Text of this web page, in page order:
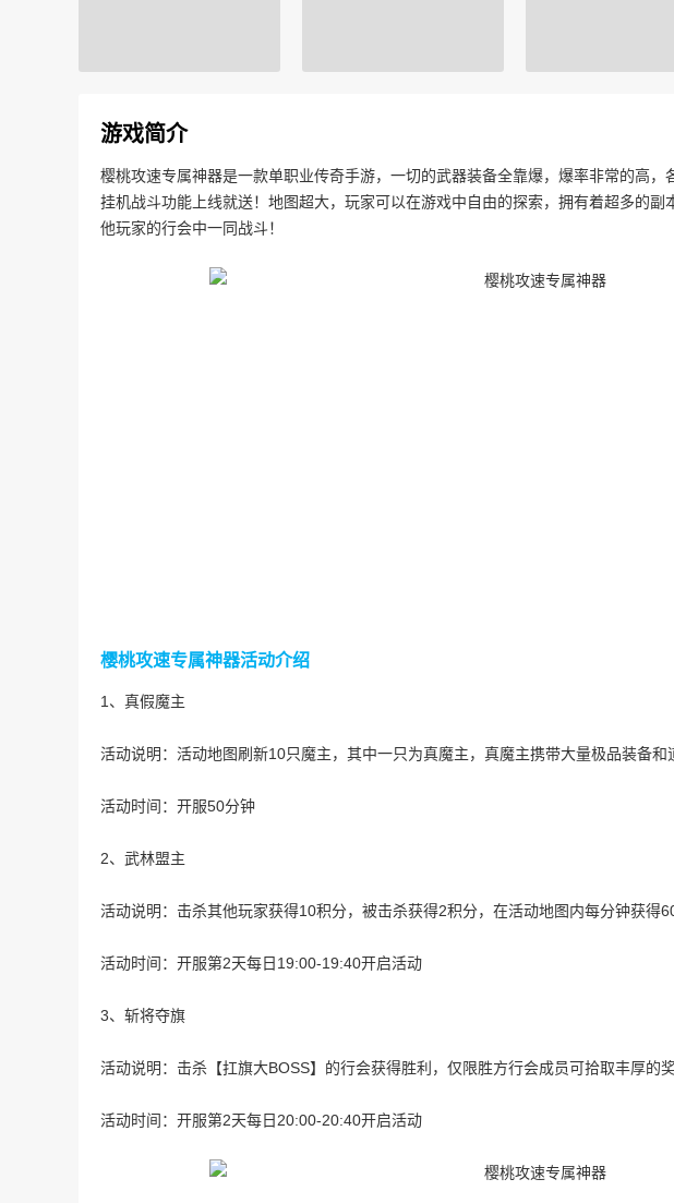
游戏简介
樱桃攻速专属神器是一款单职业传奇手游，一切的武器装备全靠爆，爆率非常的高
挂机战斗功能上线就送！地图超大，玩家可以在游戏中自由的探索，拥有着超多的
他玩家的行会中一同战斗！
樱桃攻速专属神器活动介绍
1、真假魔主
活动说明：活动地图刷新10只魔主，其中一只为真魔主，真魔主携带大量极品装备和
活动时间：开服50分钟
2、武林盟主
活动说明：击杀其他玩家获得10积分，被击杀获得2积分，在活动地图内每分钟获得
活动时间：开服第2天每日19:00-19:40开启活动
3、斩将夺旗
活动说明：击杀【扛旗大BOSS】的行会获得胜利，仅限胜方行会成员可拾取丰厚的
活动时间：开服第2天每日20:00-20:40开启活动